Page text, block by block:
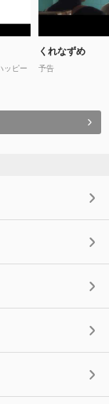
ッピー
くれなずめ
予告